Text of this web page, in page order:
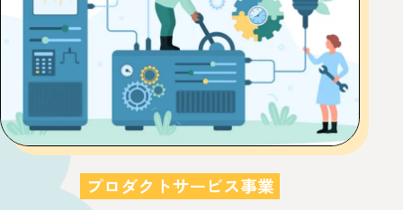
プロダクトサービス事業